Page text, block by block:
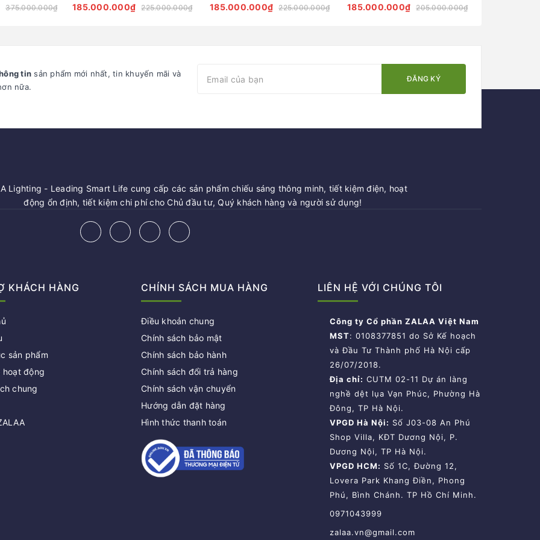
Fortune
375.000.000₫
ZCQ-HH1022 Sycamore Trees
185.000.000₫ 225.000.000₫
ZCQ-HH1021 ZALAA Chiếu Sáng
185.000.000₫ 225.000.000₫
Chiếu Sáng Cảnh Quan
185.000.000₫ 205.000.000₫
tin sản phẩm mới nhất, tin khuyến mãi và
nữa.
ĐĂNG KÝ
Lighting - Leading Smart Life cung cấp các sản phẩm chiếu sáng thông minh, tiết kiệm điện, hoạt
động ổn định, tiết kiệm chi phí cho Chủ đầu tư, Quý khách hàng và người sử dụng!
KHÁCH HÀNG
sản phẩm
hoạt động
chung
CHÍNH SÁCH MUA HÀNG
Điều khoản chung
Chính sách bảo mật
Chính sách bảo hành
Chính sách đổi trả hàng
Chính sách vận chuyển
Hướng dẫn đặt hàng
Hình thức thanh toán
LIÊN HỆ VỚI CHÚNG TÔI
Công ty Cổ phần ZALAA Việt Nam
MST: 0108377851 do Sở Kế hoạch
và Đầu Tư Thành phố Hà Nội cấp
26/07/2018.
Địa chỉ: CUTM 02-11 Dự án làng
nghề dệt lụa Vạn Phúc, Phường Hà
Đông, TP Hà Nội.
VPGD Hà Nội: Số J03-08 An Phú
Shop Villa, KĐT Dương Nội, P.
Dương Nội, TP Hà Nội.
VPGD HCM: Số 1C, Đường 12,
Lovera Park Khang Điền, Phong
Phú, Bình Chánh. TP Hồ Chí Minh.
0971043999
zalaa.vn@gmail.com